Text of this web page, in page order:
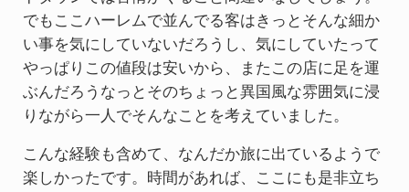
でもここハーレムで並んでる客はきっとそんな細か
い事を気にしていないだろうし、気にしていたって
やっぱりこの値段は安いから、またこの店に足を運
ぶんだろうなっとそのちょっと異国風な雰囲気に浸
りながら一人でそんなことを考えていました。
こんな経験も含めて、なんだか旅に出ているようで
楽しかったです。時間があれば、ここにも是非立ち